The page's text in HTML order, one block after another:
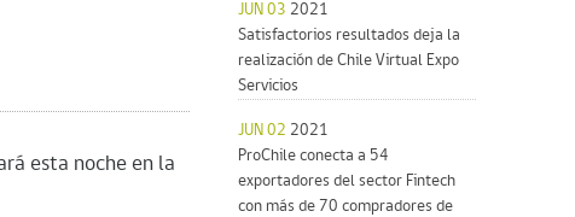
esta noche en la
JUN 03 2021
Satisfactorios resultados deja la
realización de Chile Virtual Expo
Servicios
JUN 02 2021
ProChile conecta a 54
exportadores del sector Fintech
con más de 70 compradores de